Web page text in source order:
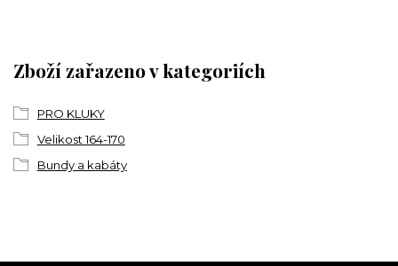
Zboží zařazeno v kategoriích
PRO KLUKY
Velikost 164-170
Bundy a kabáty